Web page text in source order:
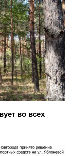
во всех